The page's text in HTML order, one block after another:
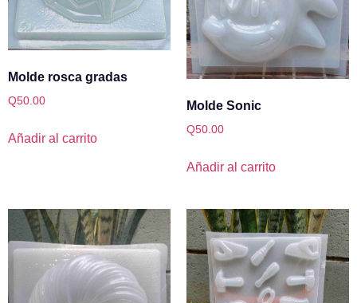
Molde rosca gradas
Q50.00
Añadir al carrito
Molde Sonic
Q50.00
Añadir al carrito